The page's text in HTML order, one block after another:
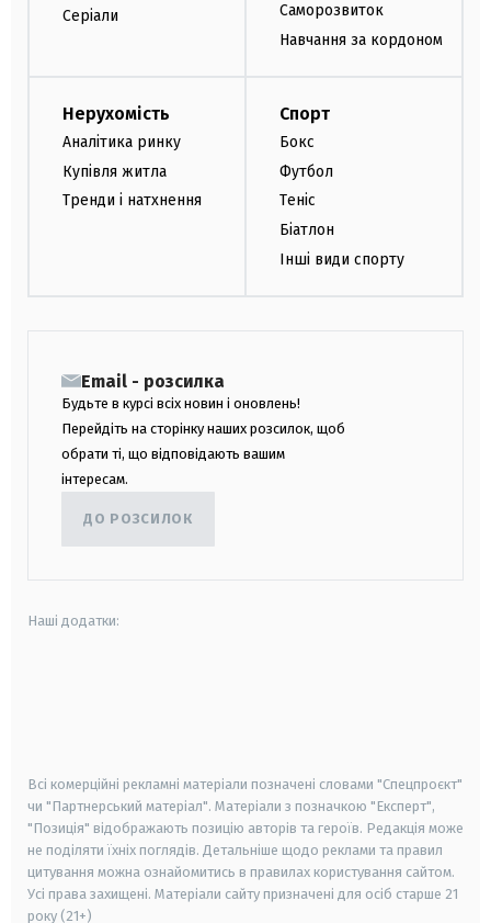
Серіали
Саморозвиток
Навчання за кордоном
Нерухомість
Аналітика ринку
Купівля житла
Тренди і натхнення
Спорт
Бокс
Футбол
Теніс
Біатлон
Інші види спорту
Email - розсилка
Будьте в курсі всіх новин і оновлень!
Перейдіть на сторінку наших розсилок, щоб
обрати ті, що відповідають вашим
інтересам.
ДО РОЗСИЛОК
Наші додатки:
Всі комерційні рекламні матеріали позначені словами "Спецпроєкт"
чи "Партнерський матеріал". Матеріали з позначкою "Експерт",
"Позиція" відображають позицію авторів та героїв. Редакція може
не поділяти їхніх поглядів. Детальніше щодо реклами та правил
цитування можна ознайомитись в правилах користування сайтом.
Усі права захищені. Матеріали сайту призначені для осіб старше 21
року (21+)